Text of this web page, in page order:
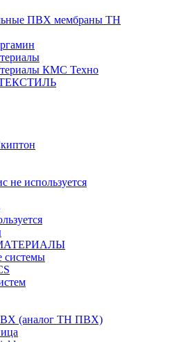
ПВХ мембраны ТН
КМС Техно
не используется
системы
(аналог ТН ПВХ)